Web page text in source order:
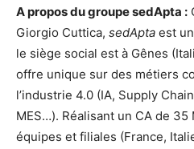
A propos du groupe sedApta :
Giorgio Cuttica, sedApta est
le siège social est à Gênes
offre unique sur des métiers
l’industrie 4.0 (IA, Supply
MES…). Réalisant un CA de 35
équipes et filiales (France,